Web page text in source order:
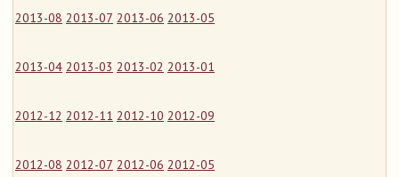
2013-08 2013-07 2013-06 2013-05
2013-04 2013-03 2013-02 2013-01
2012-12 2012-11 2012-10 2012-09
2012-08 2012-07 2012-06 2012-05